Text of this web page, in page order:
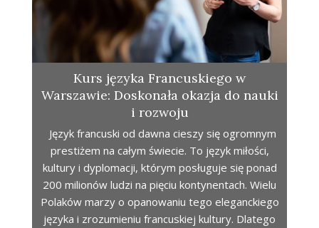
Kurs języka Francuskiego w
Warszawie: Doskonała okazja do nauki
i rozwoju
Język francuski od dawna cieszy się ogromnym
prestiżem na całym świecie. To język miłości,
kultury i dyplomacji, którym posługuje się ponad
200 milionów ludzi na pięciu kontynentach. Wielu
Polaków marzy o opanowaniu tego eleganckiego
języka i zrozumieniu francuskiej kultury. Dlatego